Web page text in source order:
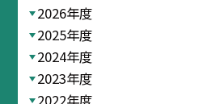
2026年度
2025年度
2024年度
2023年度
2022年度